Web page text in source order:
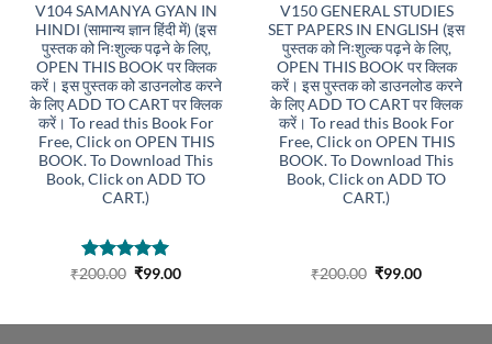
V104 SAMANYA GYAN IN
HINDI (सामान्य ज्ञान हिंदी में) (इस
पुस्तक को निःशुल्क पढ़ने के लिए,
OPEN THIS BOOK पर क्लिक
करें। इस पुस्तक को डाउनलोड करने
के लिए ADD TO CART पर क्लिक
करें। To read this Book For
Free, Click on OPEN THIS
BOOK. To Download This
Book, Click on ADD TO
CART.)
Rated 5.00
₹200.00 Original
₹99.00Current
V150 GENERAL STUDIES
SET PAPERS IN ENGLISH (इस
पुस्तक को निःशुल्क पढ़ने के लिए,
OPEN THIS BOOK पर क्लिक
करें। इस पुस्तक को डाउनलोड करने
के लिए ADD TO CART पर क्लिक
करें। To read this Book For
Free, Click on OPEN THIS
BOOK. To Download This
Book, Click on ADD TO
CART.)
₹200.00 Original
₹99.00Current